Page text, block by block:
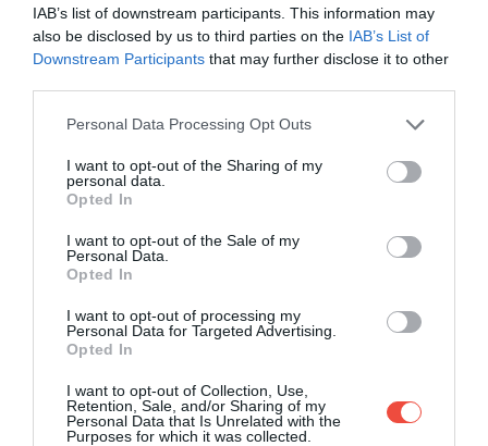
IAB’s list of downstream participants. This information may
also be disclosed by us to third parties on the IAB’s List of
Downstream Participants that may further disclose it to other
Please note that this website/app uses one or more Google
not limited to your visit or usage behaviour. You may click to
grant or deny consent to Google and its third-party tags to
use your data for below specified purposes in below Google
consent section.
Personal Data Processing Opt Outs
I want to opt-out of the Sharing of my
personal data.
Opted In
I want to opt-out of the Sale of my
Personal Data.
Opted In
I want to opt-out of processing my
Personal Data for Targeted Advertising.
Opted In
I want to opt-out of Collection, Use,
Retention, Sale, and/or Sharing of my
Personal Data that Is Unrelated with the
Purposes for which it was collected.
low-cost din lume, care va pleca din Londra în
În primăvara anului 2026, zborurile low-cost vor
deschide un nou capitol: Air Arabia va lansa o…